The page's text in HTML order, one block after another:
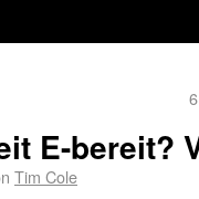
E-bereit?
Tim Cole